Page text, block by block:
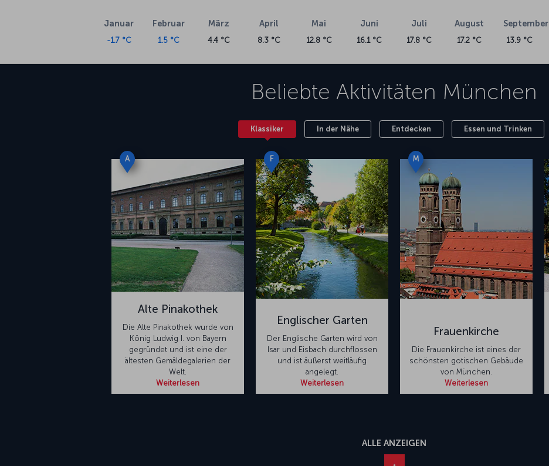
Januar
-1.7 °C
Februar
1.5 °C
März
4.4 °C
April
8.3 °C
Mai
12.8 °C
Juni
16.1 °C
Juli
17.8 °C
August
17.2 °C
September
13.9 °C
Beliebte Aktivitäten München
Klassiker In der Nähe Entdecken Essen und Trinken
A
Alte Pinakothek
Die Alte Pinakothek wurde von
König Ludwig I. von Bayern
gegründet und ist eine der
ältesten Gemäldegalerien der
Welt.
Weiterlesen
F
Englischer Garten
Der Englische Garten wird von
Isar und Eisbach durchflossen
und ist äußerst weitläufig
angelegt.
Weiterlesen
M
Frauenkirche
Die Frauenkirche ist eines der
schönsten gotischen Gebäude
von München.
Weiterlesen
ALLE ANZEIGEN